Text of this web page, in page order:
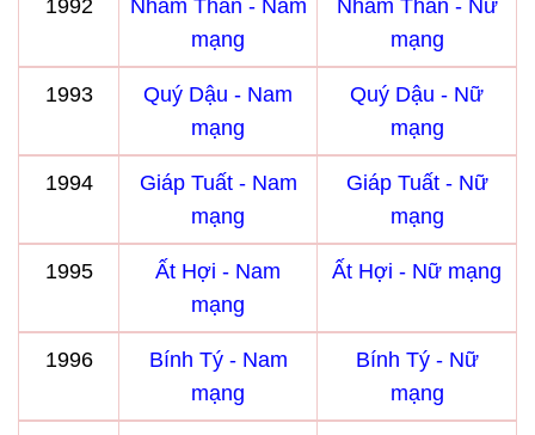
1992
Nhâm Thân - Nam
mạng
Nhâm Thân - Nữ
mạng
1993
Quý Dậu - Nam
mạng
Quý Dậu - Nữ
mạng
1994
Giáp Tuất - Nam
mạng
Giáp Tuất - Nữ
mạng
1995
Ất Hợi - Nam
mạng
Ất Hợi - Nữ mạng
1996
Bính Tý - Nam
mạng
Bính Tý - Nữ
mạng